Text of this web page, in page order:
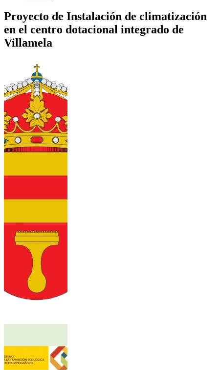
Proyecto de Instalación de climatización
en el centro dotacional integrado de
Villamela